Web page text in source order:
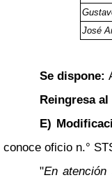
José
Se dispone:
Reingresa
E)
conoce oficio n.°
"En